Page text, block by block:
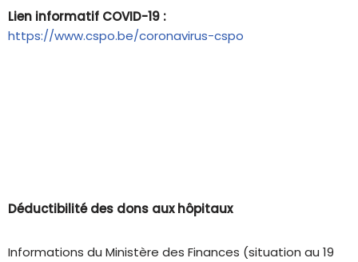
Lien informatif COVID-19 :
https://www.cspo.be/coronavirus-cspo
Déductibilité des dons aux hôpitaux
Informations du Ministère des Finances (situation au 19